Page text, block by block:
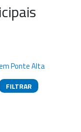
Ponte Alta
FILTRAR